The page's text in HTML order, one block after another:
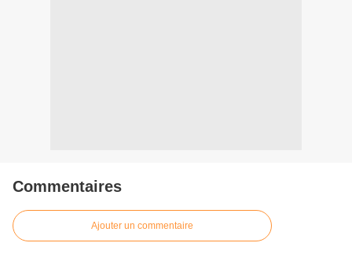
Commentaires
Ajouter un commentaire